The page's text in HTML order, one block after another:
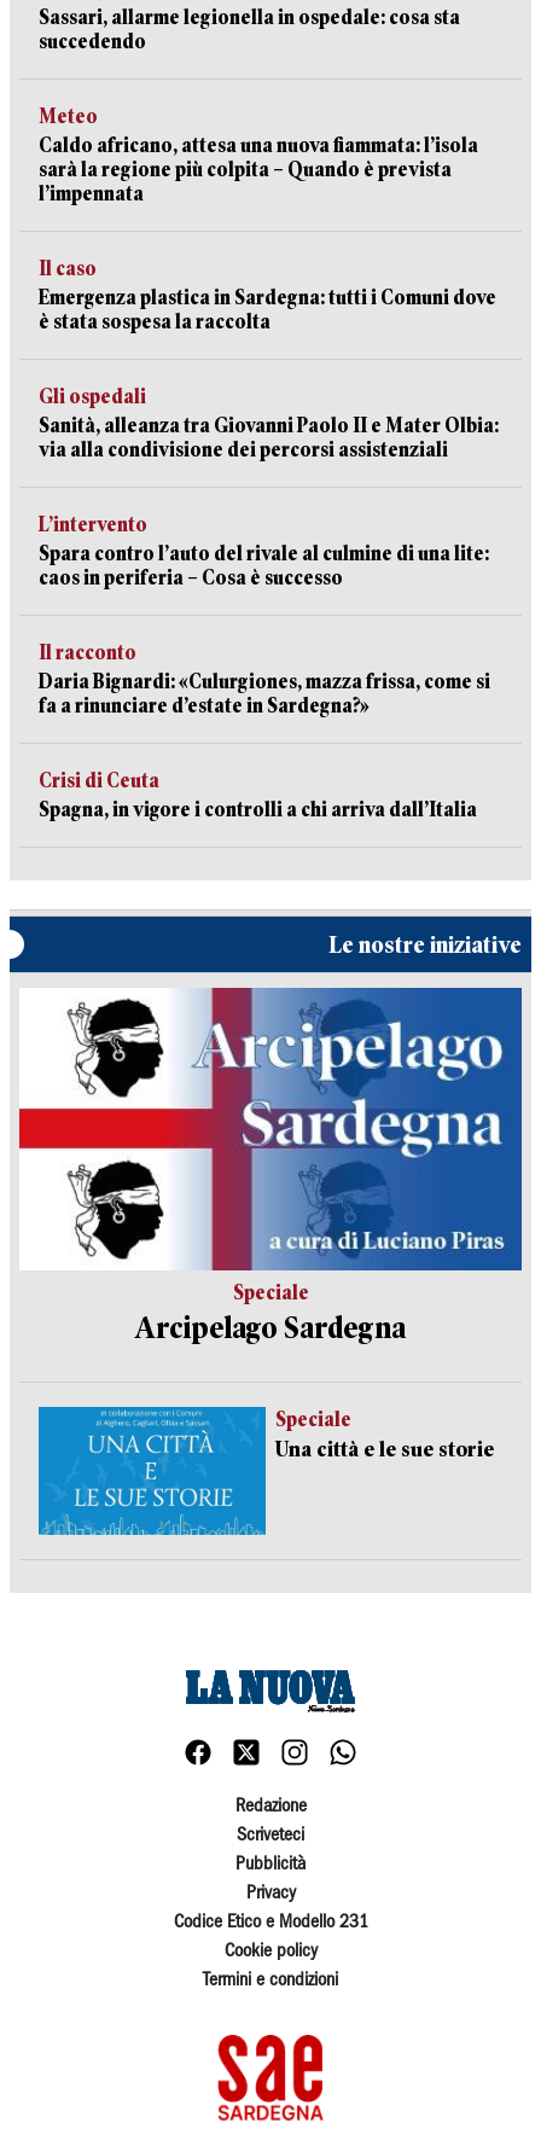
Sassari, allarme legionella in ospedale: cosa sta
succedendo
Meteo
Caldo africano, attesa una nuova fiammata: l’isola
sarà la regione più colpita – Quando è prevista
l’impennata
Il caso
Emergenza plastica in Sardegna: tutti i Comuni dove
è stata sospesa la raccolta
Gli ospedali
Sanità, alleanza tra Giovanni Paolo II e Mater Olbia:
via alla condivisione dei percorsi assistenziali
L’intervento
Spara contro l’auto del rivale al culmine di una lite:
caos in periferia – Cosa è successo
Il racconto
Daria Bignardi: «Culurgiones, mazza frissa, come si
fa a rinunciare d’estate in Sardegna?»
Crisi di Ceuta
Spagna, in vigore i controlli a chi arriva dall’Italia
Le nostre iniziative
Speciale
Arcipelago Sardegna
Speciale
Una città e le sue storie
Redazione
Scriveteci
Pubblicità
Privacy
Codice Etico e Modello 231
Cookie policy
Termini e condizioni